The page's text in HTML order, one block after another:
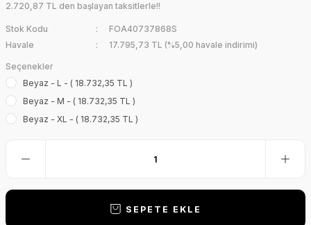
2.720,87 TL den başlayan taksitlerle!!
Stok Kodu
FOA40737868S
Havale
17.795,73 TL (%5,00 havale indirimi)
Seçenekler
Beyaz - L - ( 18.732,35 TL )
Beyaz - M - ( 18.732,35 TL )
Beyaz - XL - ( 18.732,35 TL )
SEPETE EKLE